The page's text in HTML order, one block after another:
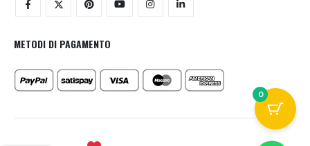
METODI DI PAGAMENTO
0